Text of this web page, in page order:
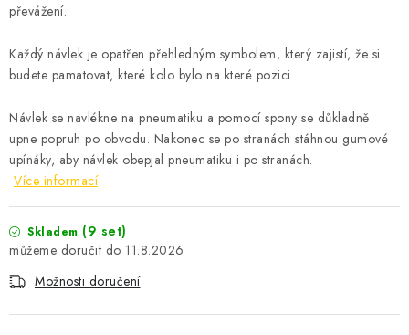
převážení.
Každý návlek je opatřen přehledným symbolem, který zajistí, že si
budete pamatovat, které kolo bylo na které pozici.
Návlek se navlékne na pneumatiku a pomocí spony se důkladně
upne popruh po obvodu. Nakonec se po stranách stáhnou gumové
upínáky, aby návlek obepjal pneumatiku i po stranách.
Více informací
Skladem (9 set)
11.8.2026
Možnosti doručení